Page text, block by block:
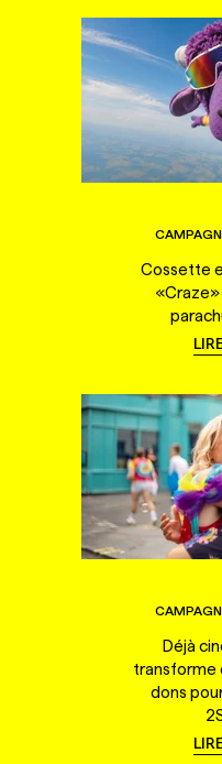
Cossette
«Craze»
Déjà
transforme
dons